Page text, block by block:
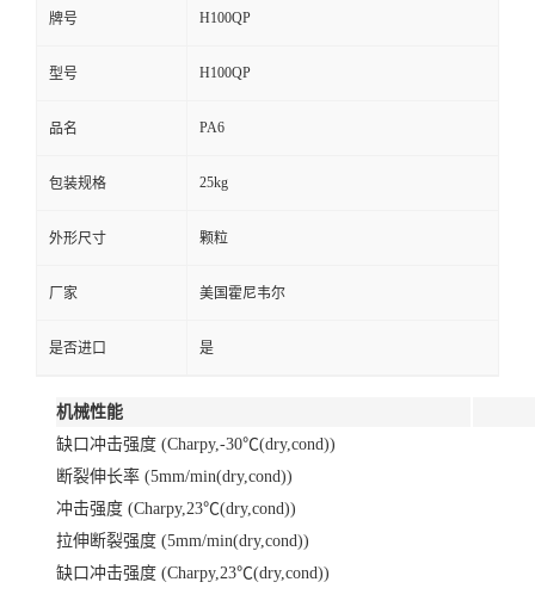
牌号 H100QP
型号 H100QP
品名 PA6
包装规格 25kg
外形尺寸 颗粒
厂家 美国霍尼韦尔
是否进口 是
机械性能
缺口冲击强度 (Charpy,-30℃(dry,cond))
断裂伸长率 (5mm/min(dry,cond))
冲击强度 (Charpy,23℃(dry,cond))
拉伸断裂强度 (5mm/min(dry,cond))
缺口冲击强度 (Charpy,23℃(dry,cond))